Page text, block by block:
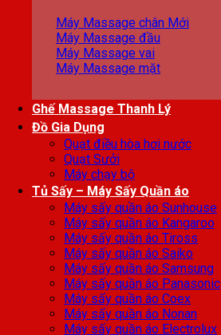
Máy Massage chân
Máy Massage đầu
Máy Massage vai
Máy Massage mặt
Ghế Massage Thanh Lý
Đồ Gia Dụng
Quạt điều hòa hơi nước
Quạt Sưởi
Máy chạy bộ
Tủ Sấy – Máy Sấy Quần áo
Máy sấy quần áo Sunhouse
Máy sấy quần áo Kangaroo
Máy sấy quần áo Tiross
Máy sấy quần áo Saiko
Máy sấy quần áo Samsung
Máy sấy quần áo Panasonic
Máy sấy quần áo Coex
Máy sấy quần áo Nonan
Máy sấy quần áo Electrolux